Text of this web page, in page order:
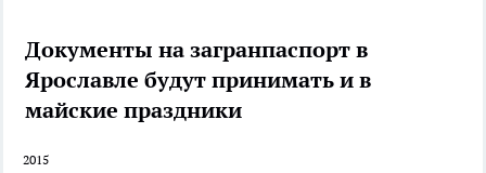
Документы на загранпаспорт в
Ярославле будут принимать и в
майские праздники
2015